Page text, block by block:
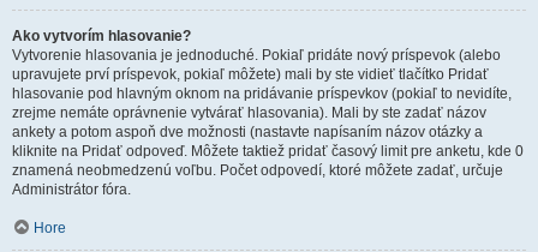
Ako vytvorím hlasovanie?
Vytvorenie hlasovania je jednoduché. Pokiaľ pridáte nový príspevok (alebo
upravujete prví príspevok, pokiaľ môžete) mali by ste vidieť tlačítko Pridať
hlasovanie pod hlavným oknom na pridávanie príspevkov (pokiaľ to nevidíte,
zrejme nemáte oprávnenie vytvárať hlasovania). Mali by ste zadať názov
ankety a potom aspoň dve možnosti (nastavte napísaním názov otázky a
kliknite na Pridať odpoveď. Môžete taktiež pridať časový limit pre anketu, kde 0
znamená neobmedzenú voľbu. Počet odpovedí, ktoré môžete zadať, určuje
Administrátor fóra.
Hore